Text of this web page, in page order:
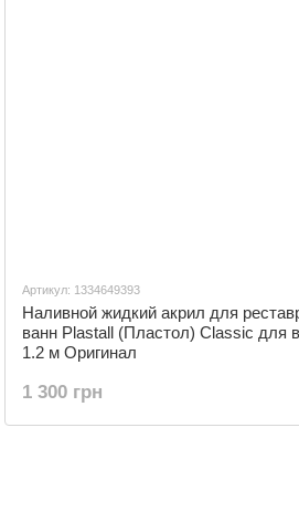
Артикул: 1334649393
Наливной жидкий акрил для
ванн Plastall (Пластол) Classic для
1.2 м Оригинал
1 300 грн